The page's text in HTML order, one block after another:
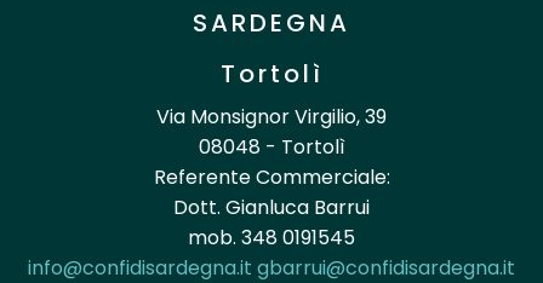
SARDEGNA
Tortolì
Via Monsignor Virgilio, 39
08048 - Tortolì
Referente Commerciale:
Dott. Gianluca Barrui
mob. 348 0191545
info@confidisardegna.it gbarrui@confidisardegna.it